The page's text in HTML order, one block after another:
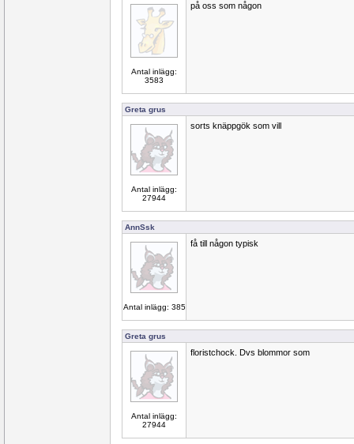
Antal inlägg:
3583
på oss som någon
Greta grus
Antal inlägg:
27944
sorts knäppgök som vill
AnnSsk
Antal inlägg: 385
få till någon typisk
Greta grus
Antal inlägg:
27944
floristchock. Dvs blommor som